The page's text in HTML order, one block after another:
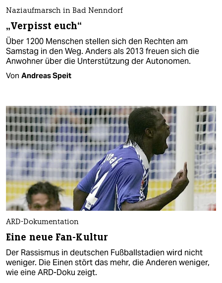
Naziaufmarsch in Bad Nenndorf
„Verpisst euch“
Über 1200 Menschen stellen sich den Rechten am
Samstag in den Weg. Anders als 2013 freuen sich die
Anwohner über die Unterstützung der Autonomen.
Von Andreas Speit
ARD-Dokumentation
Eine neue Fan-Kultur
Der Rassismus in deutschen Fußballstadien wird nicht
weniger. Die Einen stört das mehr, die Anderen weniger,
wie eine ARD-Doku zeigt.